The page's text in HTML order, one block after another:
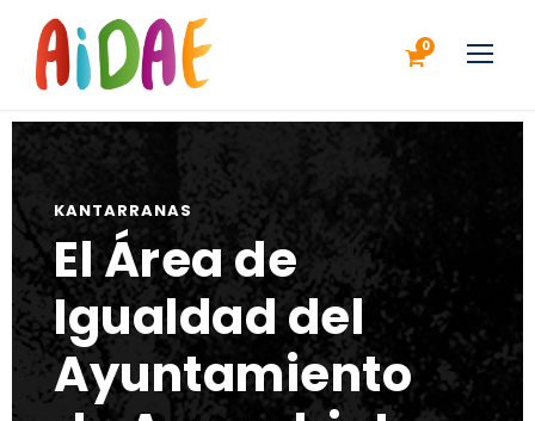
0
KANTARRANAS
El Área de
Igualdad del
Ayuntamiento